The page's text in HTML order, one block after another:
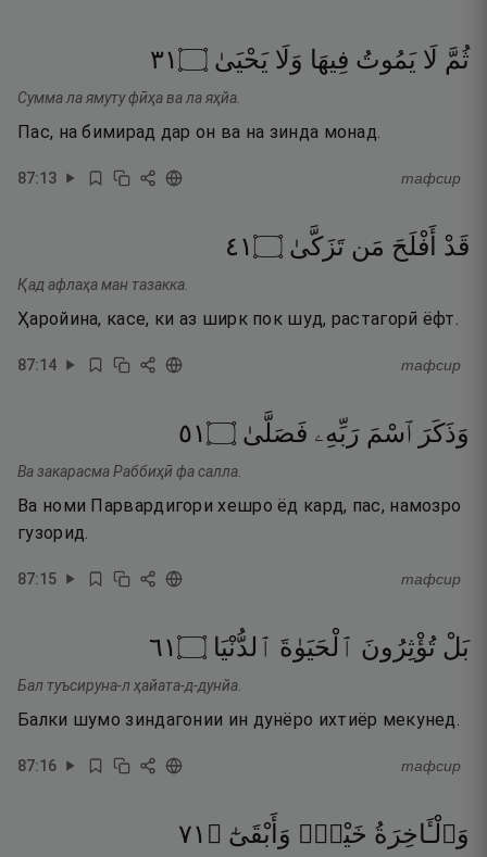
ثُمَّ لَا يَمُوتُ فِيهَا وَلَا يَحْيَىٰ ۝١٣
Сумма ла ямуту фӣҳа ва ла яҳйа.
Пас, на бимирад дар он ва на зинда монад.
87:13 тафсир
قَدْ أَفْلَحَ مَن تَزَكَّىٰ ۝١٤
Қад афлаҳа ман тазакка.
Ҳаройина, касе, ки аз ширк пок шуд, растагорӣ ёфт.
87:14 тафсир
وَذَكَرَ ٱسْمَ رَبِّهِۦ فَصَلَّىٰ ۝١٥
Ва закарасма Раббиҳӣ фа салла.
Ва номи Парвардигори хешро ёд кард, пас, намозро
гузорид.
87:15 тафсир
بَلْ تُؤْثِرُونَ ٱلْحَيَوٰةَ ٱلدُّنْيَا ۝١٦
Бал туъсируна-л ҳайата-д-дунйа.
Балки шумо зиндагонии ин дунёро ихтиёр мекунед.
87:16 тафсир
وَٱلْـَٔاخِرَةُ خَيْرٌۭ وَأَبْقَىٰٓ ۝ ١٧